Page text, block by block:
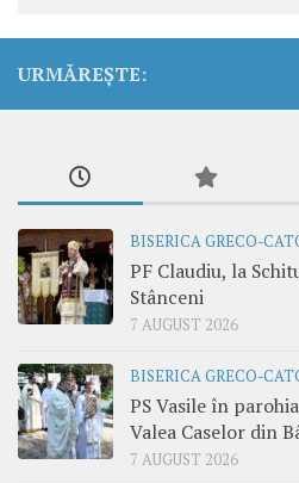
URMĂREȘTE:
BISERICA GRECO-
PF Claudiu, la
Stânceni
7 AUGUST 2026
BISERICA GRECO-
PS Vasile în
Valea Caselor din
7 AUGUST 2026